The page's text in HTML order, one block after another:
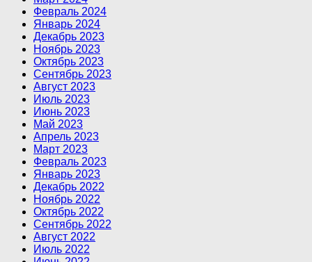
Февраль 2024
Январь 2024
Декабрь 2023
Ноябрь 2023
Октябрь 2023
Сентябрь 2023
Август 2023
Июль 2023
Июнь 2023
Май 2023
Апрель 2023
Март 2023
Февраль 2023
Январь 2023
Декабрь 2022
Ноябрь 2022
Октябрь 2022
Сентябрь 2022
Август 2022
Июль 2022